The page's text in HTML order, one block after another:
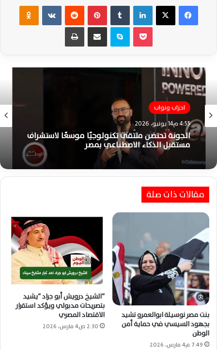
فيسبوك ‫X لينكدإن بينتيريست ‏VKontakte
سكايب مشاركة عبر البريد طباعة
احزاب ونواب
4:55 م14 يونيو، 2026
الجونة تحتضن ملتقى تكنولوجيًا موسعًا لاستشراف
مستقبل الذكاء الاصطناعي بمصر
تقارير
11:16 م13 يونيو، 2026
محمود محمد عثمان يشيد بانطلاق المرحلة الثانية
من حياة كريمة لتطوير الصرف الصحي بالشرقية
مقالات ذات صلة
بنت مصر نوسيلة ابوالعمرو تشيد
بجهود السيسي في حماية أمن
الوطن
7:49 م4 مارس، 2026
“الشيخ درويش أبو جراد “يشيد
بتصريحات مدبولي ويؤكد استقرار
الاقتصاد المصري
2:30 ص4 مارس، 2026